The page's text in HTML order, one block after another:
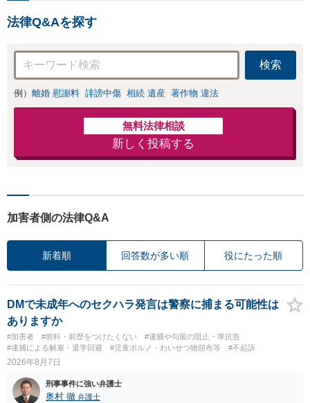
法律Q&Aを探す
検索
例） 離婚 慰謝料 誹謗中傷 相続 遺産 著作物 違法
無料法律相談
新しく投稿する
加害者側の法律Q&A
新着順 回答数が多い順 役にたった順
DMで未成年へのセクハラ発言は警察に捕まる可能性は
ありますか
#加害者 #前科・前歴をつけたくない
#逮捕や勾留の阻止・準抗告
#逮捕による解雇・退学回避
#児童ポルノ・わいせつ物頒布等 #不起訴
2026年8月7日
刑事事件に強い弁護士
奥村 徹 弁護士